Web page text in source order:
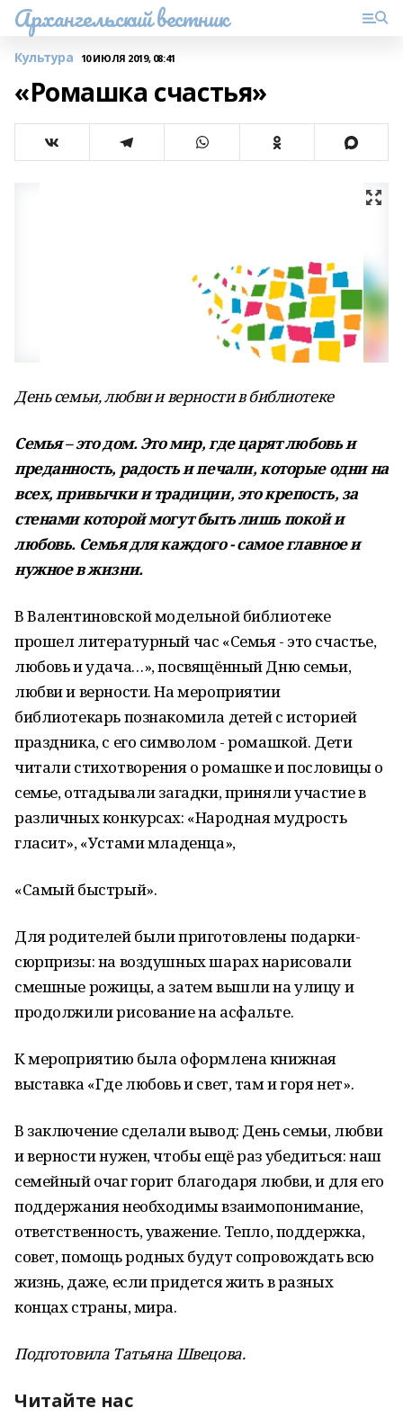
Архангельский вестник
Культура 10 ИЮЛЯ 2019, 08:41
«Ромашка счастья»
День семьи, любви и верности в библиотеке
Семья – это дом. Это мир, где царят любовь и
преданность, радость и печали, которые одни на
всех, привычки и традиции, это крепость, за
стенами которой могут быть лишь покой и
любовь. Семья для каждого - самое главное и
нужное в жизни.
В Валентиновской модельной библиотеке
прошел литературный час «Семья - это счастье,
любовь и удача…», посвящённый Дню семьи,
любви и верности. На мероприятии
библиотекарь познакомила детей с историей
праздника, с его символом - ромашкой. Дети
читали стихотворения о ромашке и пословицы о
семье, отгадывали загадки, приняли участие в
различных конкурсах: «Народная мудрость
гласит», «Устами младенца»,
«Самый быстрый».
Для родителей были приготовлены подарки-
сюрпризы: на воздушных шарах нарисовали
смешные рожицы, а затем вышли на улицу и
продолжили рисование на асфальте.
К мероприятию была оформлена книжная
выставка «Где любовь и свет, там и горя нет».
В заключение сделали вывод: День семьи, любви
и верности нужен, чтобы ещё раз убедиться: наш
семейный очаг горит благодаря любви, и для его
поддержания необходимы взаимопонимание,
ответственность, уважение. Тепло, поддержка,
совет, помощь родных будут сопровождать всю
жизнь, даже, если придется жить в разных
концах страны, мира.
Подготовила Татьяна Швецова.
Читайте нас